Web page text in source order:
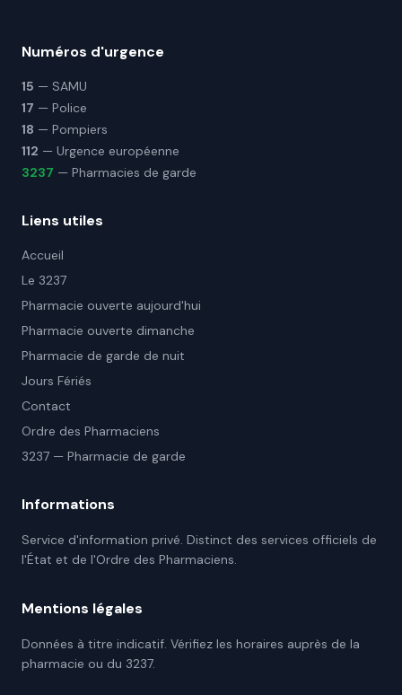
Numéros d'urgence
15 — SAMU
17 — Police
18 — Pompiers
112 — Urgence européenne
3237 — Pharmacies de garde
Liens utiles
Accueil
Le 3237
Pharmacie ouverte aujourd'hui
Pharmacie ouverte dimanche
Pharmacie de garde de nuit
Jours Fériés
Contact
Ordre des Pharmaciens
3237 — Pharmacie de garde
Informations
Service d'information privé. Distinct des services officiels de
l'État et de l'Ordre des Pharmaciens.
Mentions légales
Données à titre indicatif. Vérifiez les horaires auprès de la
pharmacie ou du 3237.